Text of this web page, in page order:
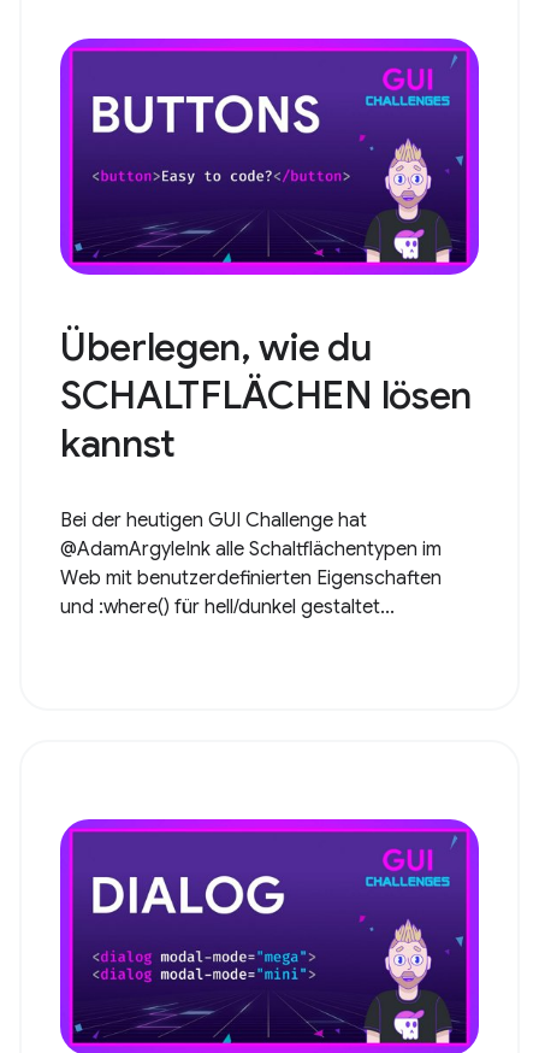
Überlegen, wie du
SCHALTFLÄCHEN lösen
kannst
Bei der heutigen GUI Challenge hat
@AdamArgyleInk alle Schaltflächentypen im
Web mit benutzerdefinierten Eigenschaften
und :where() für hell/dunkel gestaltet...